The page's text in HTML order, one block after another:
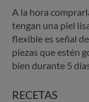
A la hora
tengan una piel
flexible es señal
piezas que estén
bien durante 5
RECETAS